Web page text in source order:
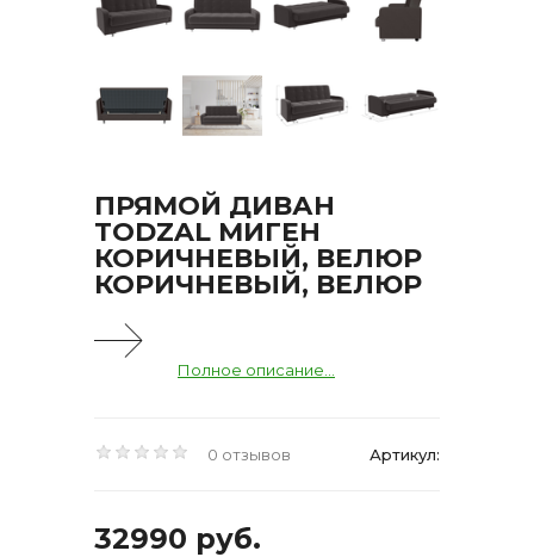
ПРЯМОЙ ДИВАН
TODZAL МИГЕН
КОРИЧНЕВЫЙ, ВЕЛЮР
КОРИЧНЕВЫЙ, ВЕЛЮР
Полное описание...
0 отзывов Артикул:
32990 руб.